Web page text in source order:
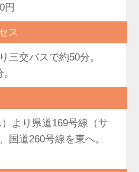
円
ス
三交バスで約50分。
より県道169号線（サ
国道260号線を東へ。